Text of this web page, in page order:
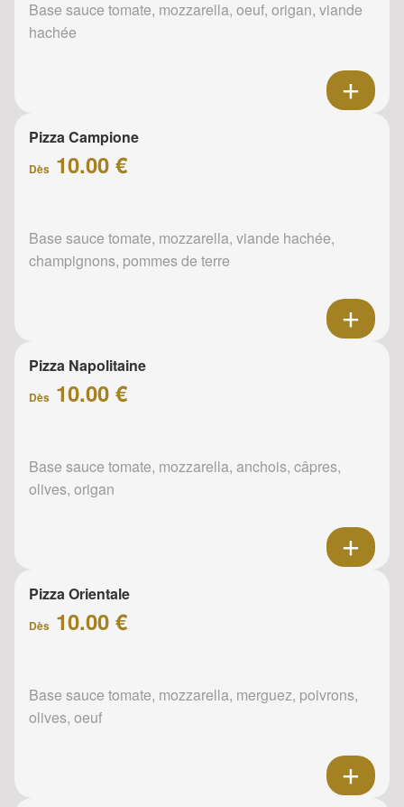
Base sauce tomate, mozzarella, oeuf, origan, viande
hachée
Pizza Campione
Dès 10.00 €
Base sauce tomate, mozzarella, viande hachée,
champignons, pommes de terre
Pizza Napolitaine
Dès 10.00 €
Base sauce tomate, mozzarella, anchois, câpres,
olives, origan
Pizza Orientale
Dès 10.00 €
Base sauce tomate, mozzarella, merguez, poivrons,
olives, oeuf